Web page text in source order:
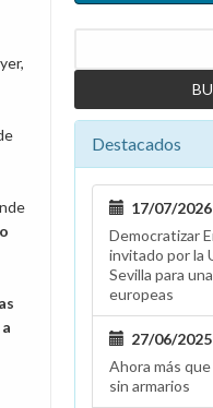
Destacados
17/07/2026
Democratizar
invitado por la
Sevilla para
europeas
27/06/2025
Ahora más
sin armarios